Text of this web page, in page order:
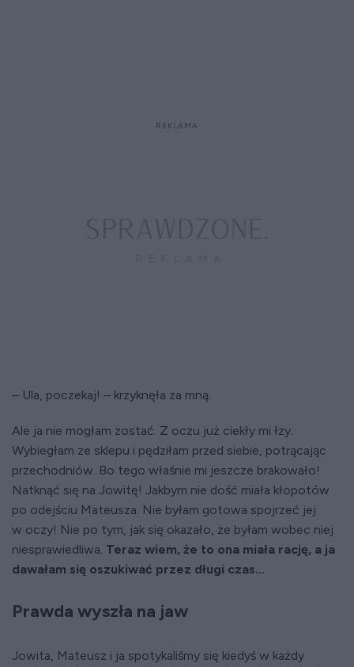
– Ula, poczekaj! – krzyknęła za mną.
Ale ja nie mogłam zostać. Z oczu już ciekły mi łzy.
Wybiegłam ze sklepu i pędziłam przed siebie, potrącając
przechodniów. Bo tego właśnie mi jeszcze brakowało!
Natknąć się na Jowitę! Jakbym nie dość miała kłopotów
po odejściu Mateusza. Nie byłam gotowa spojrzeć jej
w oczy! Nie po tym, jak się okazało, że byłam wobec niej
niesprawiedliwa. Teraz wiem, że to ona miała rację, a ja
dawałam się oszukiwać przez długi czas...
Prawda wyszła na jaw
Jowita, Mateusz i ja spotykaliśmy się kiedyś w każdy